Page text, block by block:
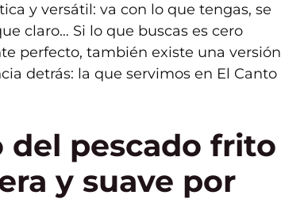
y versátil: va con lo que tengas, se
claro… Si lo que buscas es cero
perfecto, también existe una versión
detrás: la que servimos en El Canto
del pescado frito
y suave por